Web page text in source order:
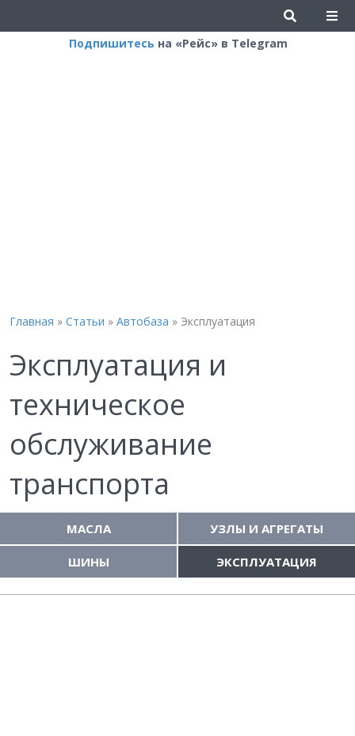
Подпишитесь на «Рейс» в Telegram
Главная » Статьи » Автобаза » Эксплуатация
Эксплуатация и
техническое
обслуживание
транспорта
МАСЛА УЗЛЫ И АГРЕГАТЫ
ШИНЫ ЭКСПЛУАТАЦИЯ